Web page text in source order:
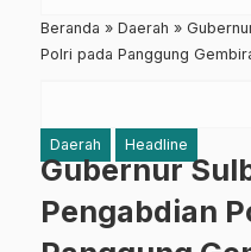
Beranda » Daerah »
Polri pada Panggung
Daerah Headline
Gubernur
Pengabdian